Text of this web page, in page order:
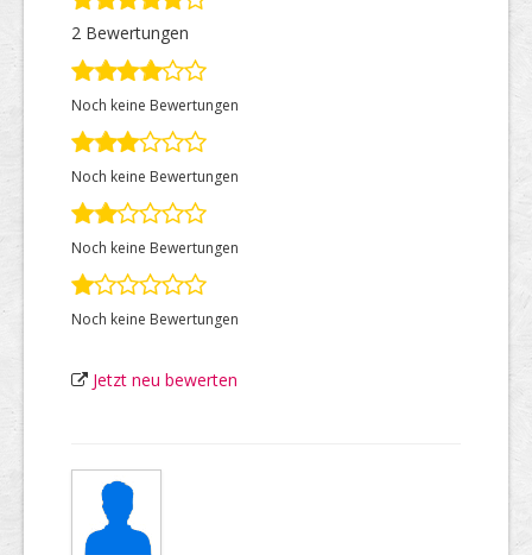
Top Firmen
Über uns
2 Bewertungen
Noch keine Bewertungen
Noch keine Bewertungen
Noch keine Bewertungen
Noch keine Bewertungen
Jetzt neu bewerten